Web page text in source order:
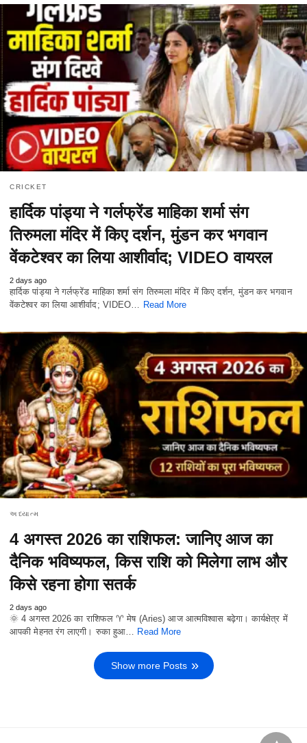
CRICKET
हार्दिक पांड्या ने गर्लफ्रेंड माहिका शर्मा संग
तिरुमला मंदिर में किए दर्शन, मुंडन कर भगवान
वेंकटेश्वर का लिया आशीर्वाद; VIDEO वायरल
2 days ago
हार्दिक पांड्या ने गर्लफ्रेंड माहिका शर्मा संग तिरुमला मंदिर में किए दर्शन, मुंडन कर भगवान
वेंकटेश्वर का लिया आशीर्वाद; VIDEO… Read More
અધ્યાત્મ
4 अगस्त 2026 का राशिफल: जानिए आज का
दैनिक भविष्यफल, किस राशि को मिलेगा लाभ और
किसे रहना होगा सतर्क
2 days ago
🌞 4 अगस्त 2026 का राशिफल ♈ मेष (Aries) आज आत्मविश्वास बढ़ेगा। कार्यक्षेत्र में
आपकी मेहनत रंग लाएगी। रुका हुआ…
Read More
Show more Posts